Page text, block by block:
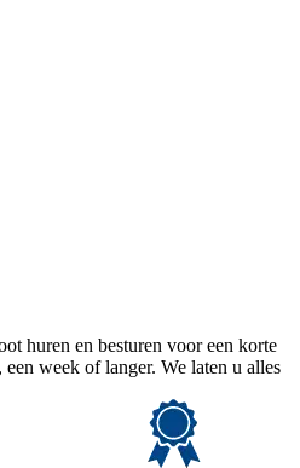
huren en besturen voor een korte
week of langer. We laten u alles